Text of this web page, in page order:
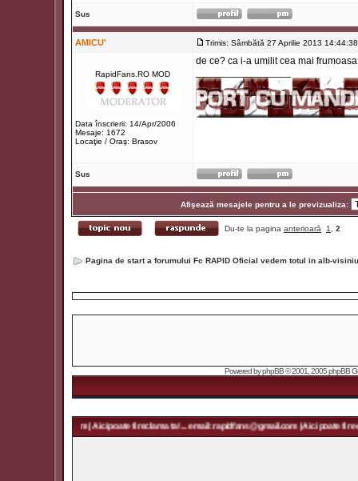
Sus
AMICU' Trimis: Sâmbătă 27 Aprilie 2013 14:44:38
RapidFans.RO MOD
Data înscrierii: 14/Apr/2006
Mesaje: 1672
Locaţie / Oraş: Brasov
de ce? ca i-a umilit cea mai
Sus
Afişează mesajele pentru a le previzualiza:
Du-te la pagina anterioară 1 2
Pagina de start a forumului Fc RAPID Oficial vedem totul in alb-
Powered byphpBB© 2001, 2005 phpBB
| Aici poate fi reclama ta! ... email: rapidfans@gmail.com | Aici poate fi